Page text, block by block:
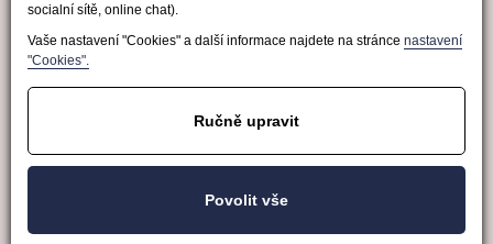
socialní sítě, online chat).
Vaše nastavení "Cookies" a další informace najdete na stránce nastavení
"Cookies".
Ručně upravit
Povolit vše
Obchodní podmínky
Odstoupení od smlouvy